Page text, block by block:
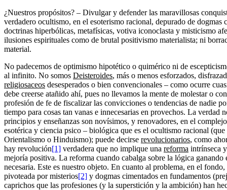
¿Nuestros propósitos? – Divulgar y defender las maravillosas
verdadero ocultismo, en el esoterismo racional, depurado de dogmas
doctrinas hiperbólicas, metafísicas, votiva iconoclasta y misticismo
ilusiones espirituales como de brutal positivismo materialista; ni
material.
No padecemos de optimismo hipotético o quimérico ni de
al infinito. No somos Deisteroides, más o menos esforzados,
religiosaceos desesperados o bien convencionales – como ocurre
debe creerse atañido ahí, pues no llevamos la mente de molestar o
profesión de fe de fiscalizar las convicciones o tendencias de nadie
tiempo para cosas tan vanas e innecesarias en provechos. La verdad
principios y enseñanzas son novísimos, y renovadores, en el
esotérica y ciencia psico – biológica que es el ocultismo racional (que
Orientalismo o Hinduismo); puede decirse revolucionarios, como
hay revolución[1] verdadera que no implique una reforma intrínseca
mejoría positiva. La reforma cuando cabalga sobre la lógica ganando
necesaria. Este es nuestro objeto. En cuanto al problema, en el
pivoteada por misterios[2] y dogmas cimentados en fundamentos
caprichos que las profesiones (y la superstición y la ambición) han